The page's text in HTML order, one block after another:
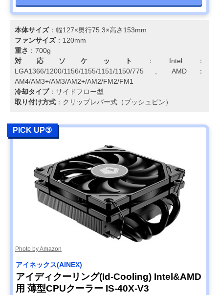
本体サイズ：幅127×奥行75.3×高さ153mm
ファンサイズ：120mm
重さ ：700g
対応ソケット
：Intel：
LGA1366/1200/1156/1155/1151/1150/775、AMD：
AM4/AM3+/AM3/AM2+/AM2/FM2/FM1
冷却タイプ：サイドフロー型
取り付け方式 ：クリップレバー式（プッシュピン）
PICK UP③
Photo by Amazon
アイネックス(AINEX)
アイディクーリング(Id-Cooling) Intel&AMD
用 薄型CPUクーラー IS-40X-V3